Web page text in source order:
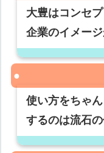
大豊はコンセ
企業のイメー
使い方をちゃ
するのは流石